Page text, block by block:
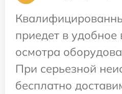
приедет в удобное
осмотра
При серьезной
бесплатно